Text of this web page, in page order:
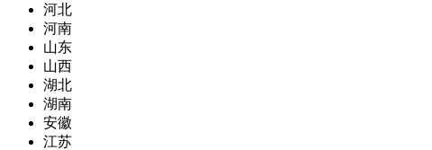
河北
河南
山东
山西
湖北
湖南
安徽
江苏